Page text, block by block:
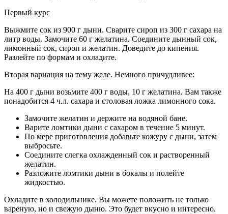
Первый курс
Выжмите сок из 900 г дыни. Сварите сироп из 300 г сахара на
литр воды. Замочите 60 г желатина. Соедините дынный сок,
лимонный сок, сироп и желатин. Доведите до кипения.
Разлейте по формам и охладите.
Вторая вариация на тему желе. Немного причудливее:
На 400 г дыни возьмите 400 г воды, 10 г желатина. Вам также
понадобится 4 ч.л. сахара и столовая ложка лимонного сока.
Замочите желатин и держите на водяной бане.
Варите ломтики дыни с сахаром в течение 5 минут.
По мере приготовления добавьте кожуру с дыни, затем
выбросьте.
Соедините слегка охлажденный сок и растворенный
желатин.
Разложите ломтики дыни в бокалы и полейте
жидкостью.
Охладите в холодильнике. Вы можете положить не только
вареную, но и свежую дыню. Это будет вкусно и интересно.